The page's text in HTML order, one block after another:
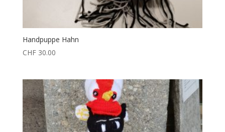
Handpuppe Hahn
CHF30.00